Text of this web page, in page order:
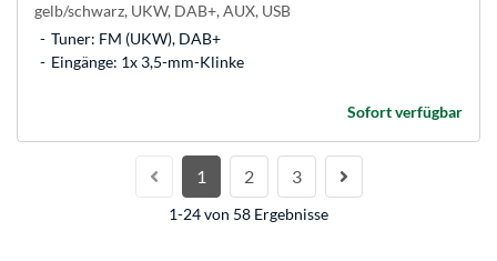
gelb/schwarz, UKW, DAB+, AUX, USB
Tuner: FM (UKW), DAB+
Eingänge: 1x 3,5-mm-Klinke
Sofort verfügbar
1 2 3
1-24 von 58 Ergebnisse